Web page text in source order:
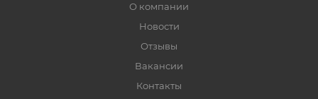
О компании
Новости
Отзывы
Вакансии
Контакты